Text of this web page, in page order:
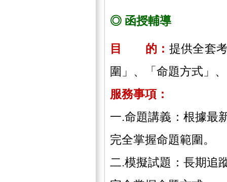
◎ 函授輔導
目 的： 提供全套
圍」、「命題方式」
服務事項：
一.命題講義：根據最
完全掌握命題範圍。
二.模擬試題：長期追